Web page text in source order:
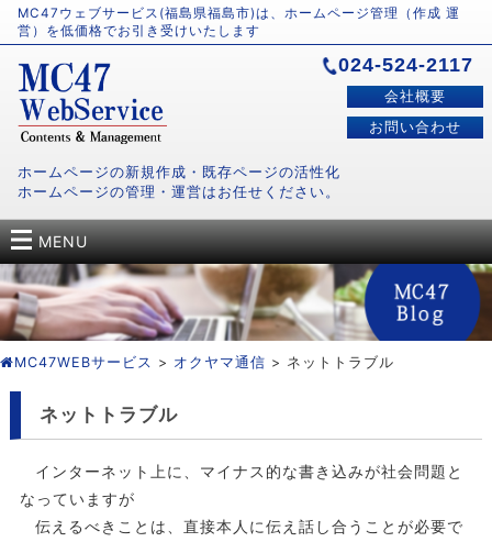
MC47ウェブサービス(福島県福島市)は、ホームページ管理（作成 運
営）を低価格でお引き受けいたします
ホームページの新規作成・既存ページの活性化
ホームページの管理・運営はお任せください。
024-524-2117
会社概要
お問い合わせ
MENU
MC47WEBサービス > オクヤマ通信 > ネットトラブル
ネットトラブル
インターネット上に、マイナス的な書き込みが社会問題と
なっていますが
伝えるべきことは、直接本人に伝え話し合うことが必要で